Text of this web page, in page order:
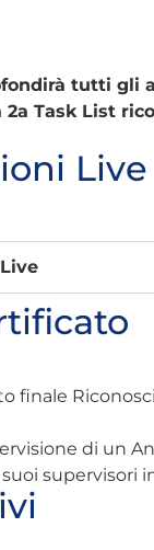
tutti gli
Task List
Live
finale
di un
supervisori